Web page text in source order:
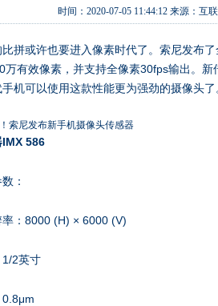
时间： 2020-07-05 11:44:12来源： 互
拼或许也要进入像素时代了。索尼发布
万有效像素，并支持全像素30fps输出。
机可以使用这款性能更为强劲的摄像头了
IMX 586
：
率：8000 (H) × 6000 (V)
2英寸